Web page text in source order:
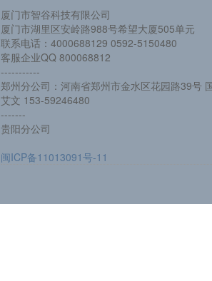
厦门市智谷科技有限公司
厦门市湖里区安岭路988号希望大厦505单元
联系电话：4000688129 0592-5150480
客服企业QQ 800068812
-----------
郑州分公司：河南省郑州市金水区花园路39号
艾文 153-59246480
-------
贵阳分公司
闽ICP备11013091号-11